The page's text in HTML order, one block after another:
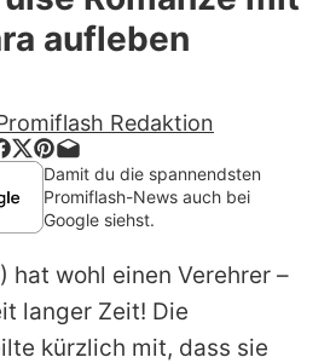
auf Promiflash
runterladen
Team
Richtlinien
Impressum
aufleben
Redaktion
Damit du die spannendsten
Promiflash-News auch bei
Google siehst.
hat wohl einen Verehrer –
langer Zeit! Die
kürzlich mit, dass sie